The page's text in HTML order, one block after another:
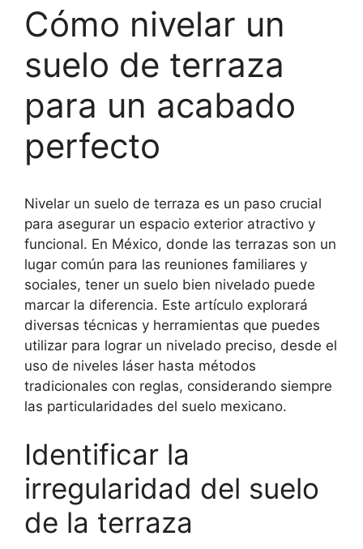
Cómo nivelar un
suelo de terraza
para un acabado
perfecto
Nivelar un suelo de terraza es un paso crucial
para asegurar un espacio exterior atractivo y
funcional. En México, donde las terrazas son un
lugar común para las reuniones familiares y
sociales, tener un suelo bien nivelado puede
marcar la diferencia. Este artículo explorará
diversas técnicas y herramientas que puedes
utilizar para lograr un nivelado preciso, desde el
uso de niveles láser hasta métodos
tradicionales con reglas, considerando siempre
las particularidades del suelo mexicano.
Identificar la
irregularidad del suelo
de la terraza